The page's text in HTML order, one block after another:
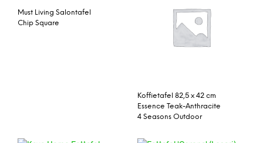
Must Living Salontafel
Chip Square
Koffietafel 82,5 x 42 cm
Essence Teak-Anthracite
4 Seasons Outdoor